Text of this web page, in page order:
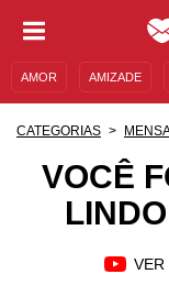
AMOR AMIZADE
UNIVERSO FEMININO
MENSAGENS E FRASES
CATEGORIAS
VOCÊ
VER